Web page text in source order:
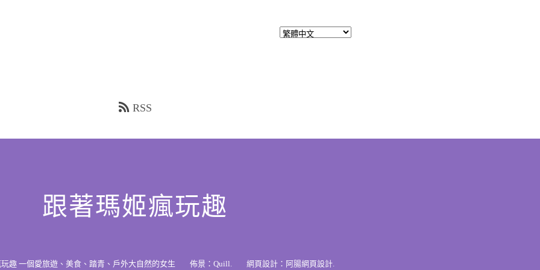
RSS
跟著瑪姬瘋玩趣
趣 一個愛旅遊、美食、踏青、戶外大自然的女生 佈景： Quill. 網頁設計： 阿腸網頁設計.